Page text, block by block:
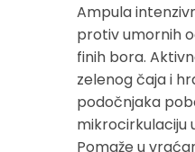
Ampula
protiv umornih
finih bora.
zelenog čaja i
podočnjaka
mikrocirkulaciju
Pomaže u